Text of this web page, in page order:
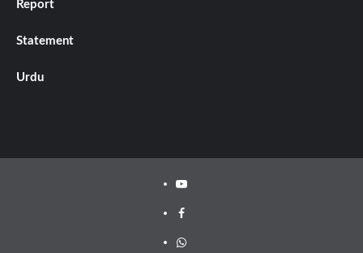
Report
Statement
Urdu